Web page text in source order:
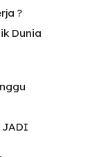
?
Dunia
JADI